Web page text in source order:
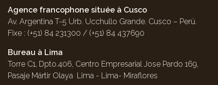
Agence francophone située à Cusco
Av. Argentina T-5 Urb. Ucchullo Grande. Cusco – Perú.
Fixe : (+51) 84 231300 / (+51) 84 437690
Bureau à Lima
Torre C1, Dpto.406, Centro Empresarial Jose Pardo 169,
Pasaje Mártir Olaya Lima - Lima- Miraflores